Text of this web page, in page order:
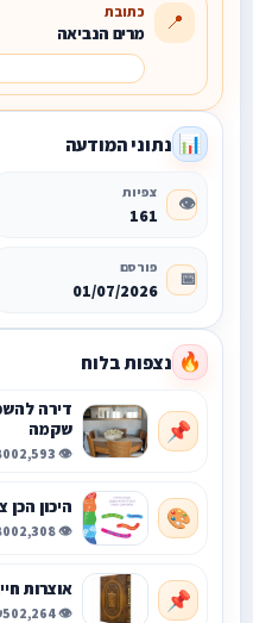
📍 כתובת
מרים הנביאה
📊 נתוני המודעה
👁️ צפיות
161
📅 פורסם
01/07/2026
🔥 נצפות בלוח
📌
דירה
שקמה
👁️ 2,593
🎨 היכון
👁️ 2,308
📌 אוצרות
👁️ 2,264